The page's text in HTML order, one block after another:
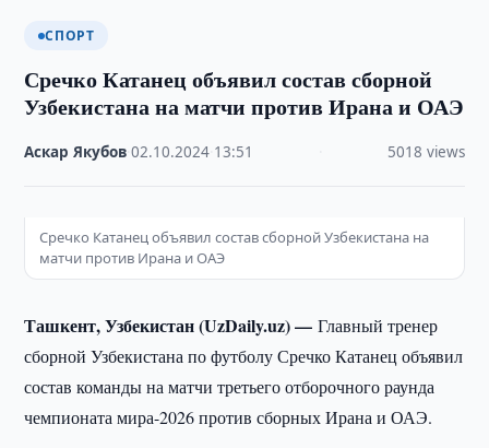
СПОРТ
Сречко Катанец объявил состав сборной
Узбекистана на матчи против Ирана и ОАЭ
Аскар Якубов ·02.10.2024 13:51 5018 views
Сречко Катанец объявил состав сборной Узбекистана на
матчи против Ирана и ОАЭ
Ташкент, Узбекистан (UzDaily.uz) —Главный тренер
сборной Узбекистана по футболу Сречко Катанец объявил
состав команды на матчи третьего отборочного раунда
чемпионата мира-2026 против сборных Ирана и ОАЭ.